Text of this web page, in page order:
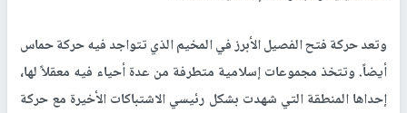
وتعد حركة فتح الفصيل الأبرز في المخيم الذي تتواجد فيه حركة حماس
أيضاً. وتتخذ مجموعات إسلامية متطرفة من عدة أحياء فيه معقلاً لها،
إحداها المنطقة التي شهدت بشكل رئيسي الاشتباكات الأخيرة مع حركة